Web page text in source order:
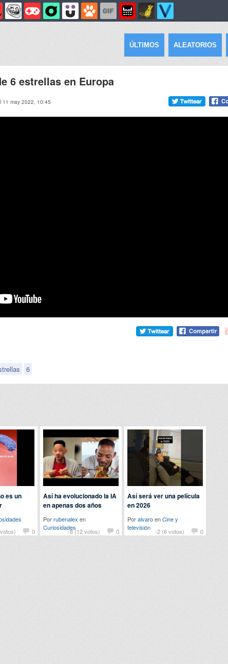
ÚLTIMOS ALEATORIOS
6 estrellas en Europa
11 may 2022, 10:45
6
0
es un
-8 (12 votos)
0
Así ha evolucionado la IA
en apenas dos años
Porrubenalex en
Curiosidades
-2 (6 votos) 0
Así será ver una película
en 2026
PoralvaroenCine y
televisión